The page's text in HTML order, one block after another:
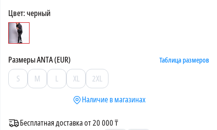
Цвет:черный
РазмерыANTA (EUR) Таблица размеров
S M L XL
2XL
Наличие в магазинах
Бесплатная доставка от 20 000 ₸